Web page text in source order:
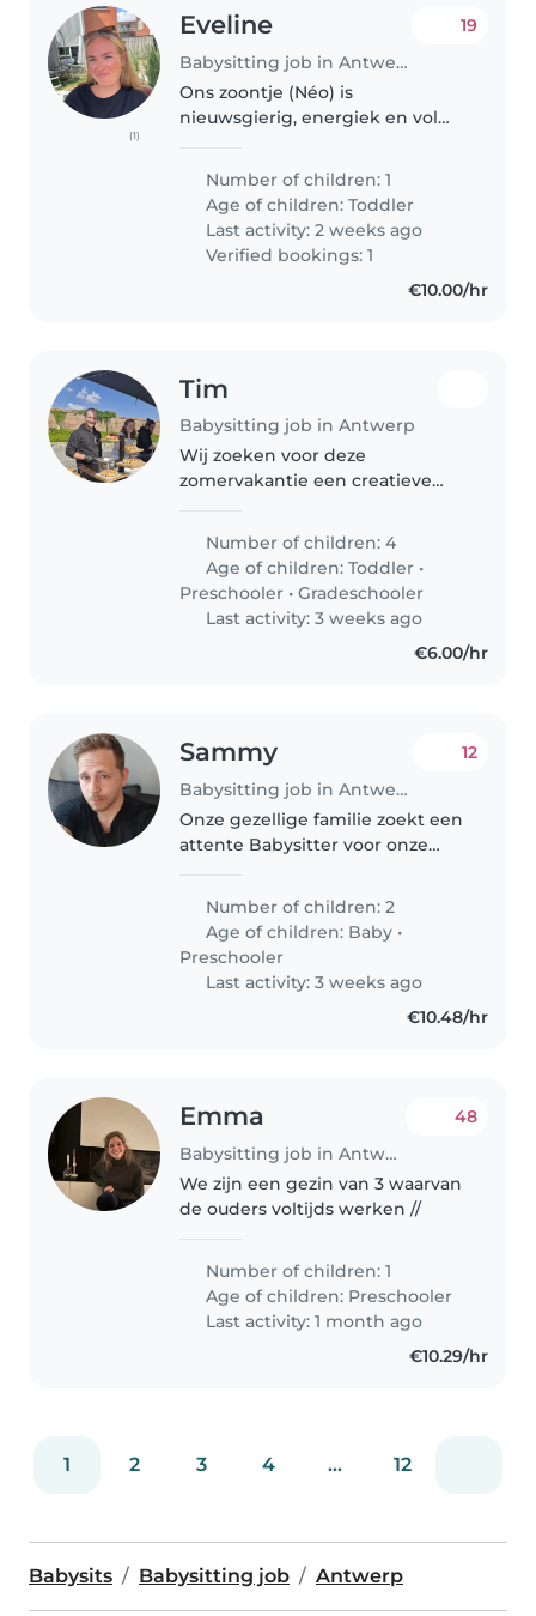
(1)
Eveline
Babysitting job in Antwerp
19
Ons zoontje (Néo) is
nieuwsgierig, energiek en vol
huisdieren omgaat. Laat gerust
iets weten als je interesse hebt!
Number of children: 1
Age of children:Toddler
Last activity: 2 weeks ago
Verified bookings: 1
€10.00/hr
Tim
Babysitting job in Antwerp
Wij zoeken voor deze
zomervakantie een creatieve
schatten. Speels en energiek
gezelschap is welkom! Iemand
die graag met huisdieren
omgaat en eenvoudige
Number of children: 4
Age of children:Toddler •
Preschooler •Gradeschooler
Last activity: 3 weeks ago
€6.00/hr
Sammy
Babysitting job in Antwerp
12
Onze gezellige familie zoekt een
attente Babysitter voor onze
een speelse dreumes van 3 jaar.
Ze zijn vol energie, altijd in voor
een spelletje en..
Number of children: 2
Age of children: Baby •
Preschooler
Last activity: 3 weeks ago
€10.48/hr
Emma
Babysitting job in Antwerp
48
We zijn een gezin van 3 waarvan
de ouders voltijds werken //
Number of children: 1
Age of children: Preschooler
Last activity: 1 month ago
€10.29/hr
1 2 3 4 ... 12
Babysits Babysitting job Antwerp